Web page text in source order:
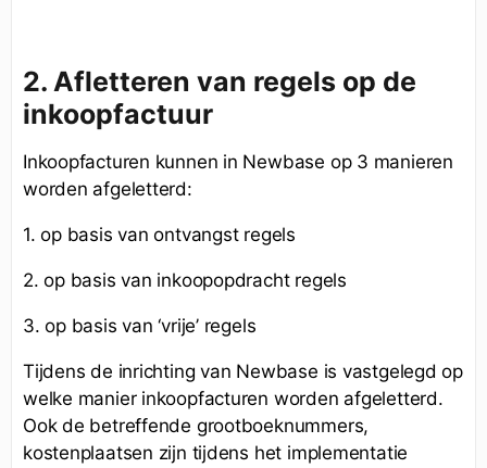
2. Afletteren van regels op de
inkoopfactuur
Inkoopfacturen kunnen in Newbase op 3 manieren
worden afgeletterd:
1. op basis van ontvangst regels
2. op basis van inkoopopdracht regels
3. op basis van ‘vrije’ regels
Tijdens de inrichting van Newbase is vastgelegd op
welke manier inkoopfacturen worden afgeletterd.
Ook de betreffende grootboeknummers,
kostenplaatsen zijn tijdens het implementatie